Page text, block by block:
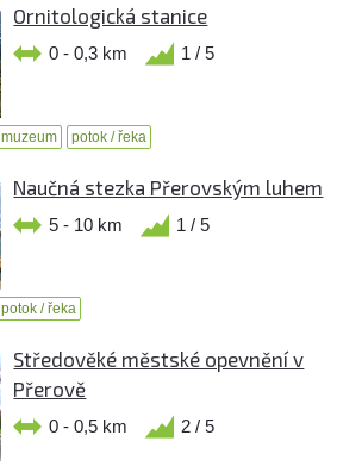
Ornitologická stanice
0 - 0,3 km 1 / 5
muzeum potok / řeka
Naučná stezka Přerovským luhem
5 - 10 km 1 / 5
potok / řeka
Středověké městské opevnění v
Přerově
0 - 0,5 km 2 / 5